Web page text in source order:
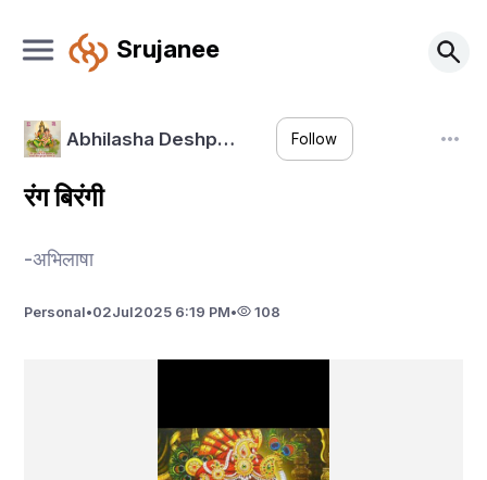
Srujanee
Abhilasha Deshp… Follow
रंग बिरंगी
-अभिलाषा
Personal•02Jul2025 6:19 PM• 108